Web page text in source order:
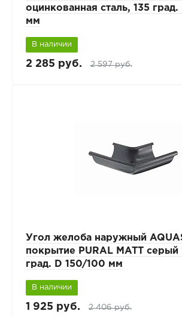
оцинкованная сталь, 135
мм
В наличии
2 285 руб. 2 597 руб.
Угол желоба наружный
покрытие PURAL MATT серый
град. D 150/100 мм
В наличии
1 925 руб. 2 406 руб.